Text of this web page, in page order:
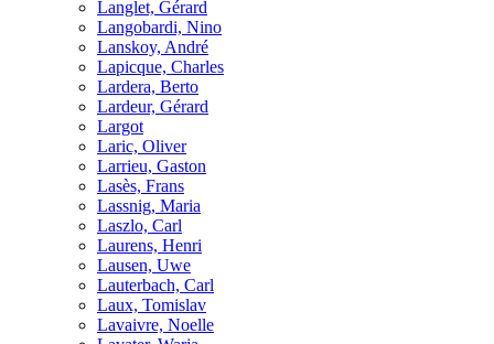
Langlet, Gérard
Langobardi, Nino
Lanskoy, André
Lapicque, Charles
Lardera, Berto
Lardeur, Gérard
Largot
Laric, Oliver
Larrieu, Gaston
Lasès, Frans
Lassnig, Maria
Laszlo, Carl
Laurens, Henri
Lausen, Uwe
Lauterbach, Carl
Laux, Tomislav
Lavaivre, Noelle